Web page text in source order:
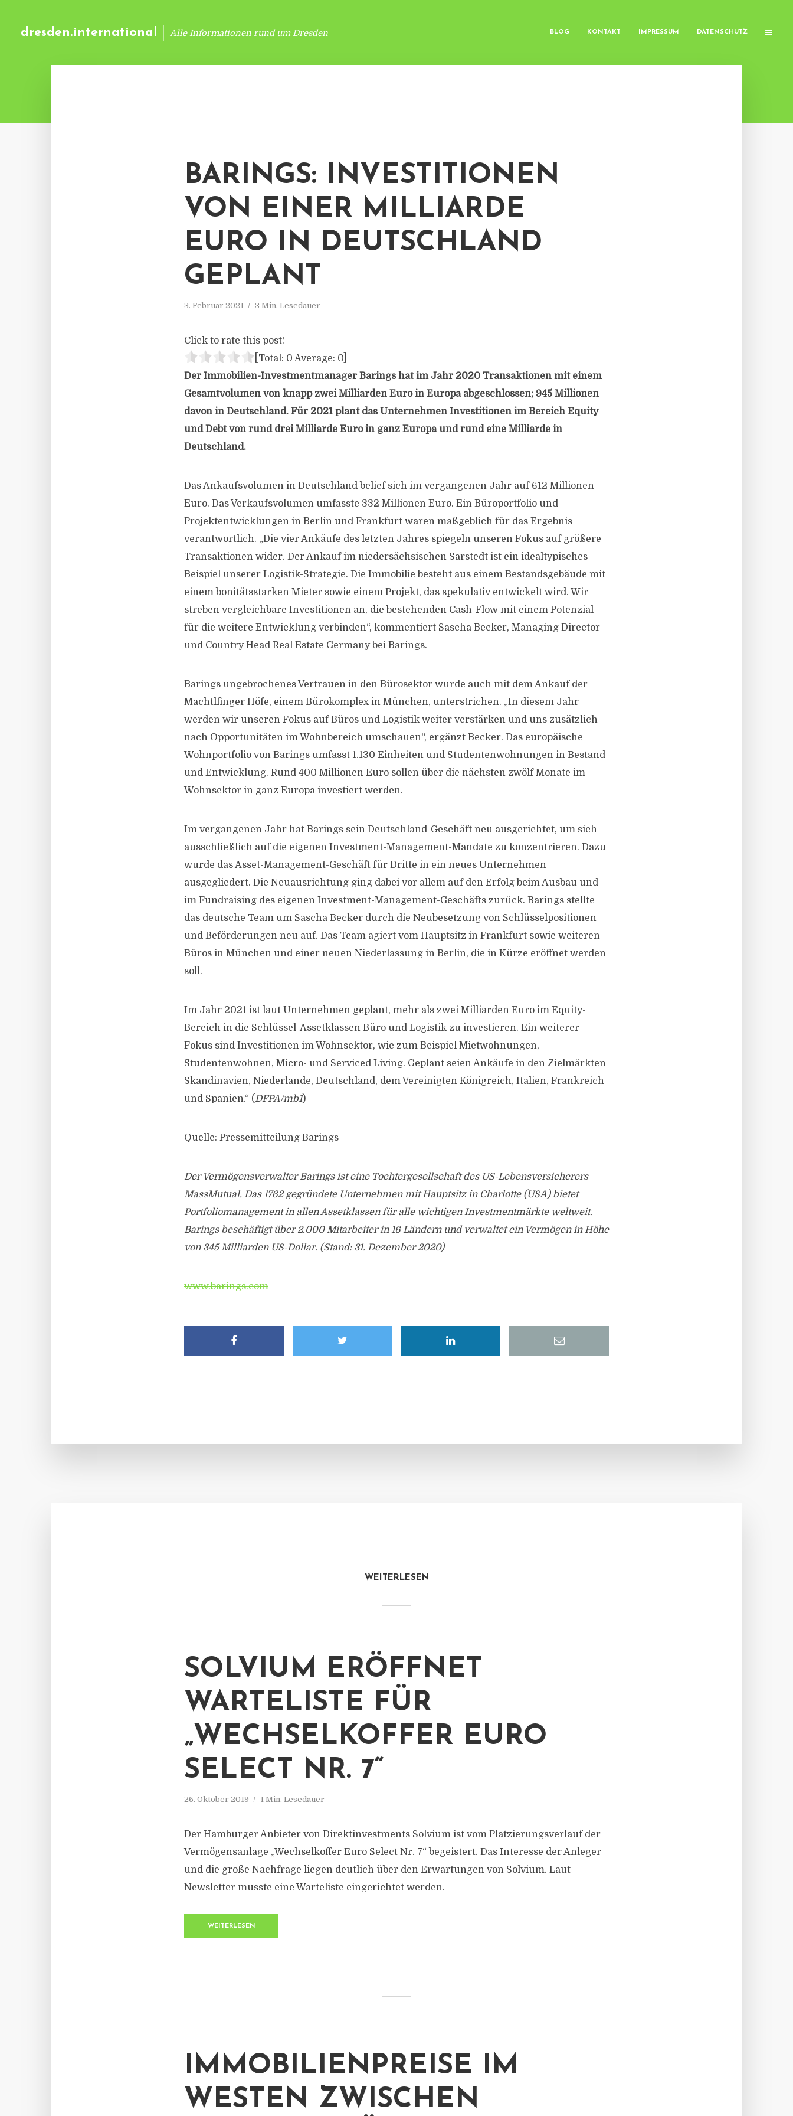
dresden.international Alle Informationen rund um Dresden BLOG KONTAKT IMPRESSUM DATENSCHUTZ
BARINGS: INVESTITIONEN
VON EINER MILLIARDE
EURO IN DEUTSCHLAND
GEPLANT
3. Februar 2021 3 Min. Lesedauer
Click to rate this post!
[Total: 0 Average: 0
Der Immobilien-Investmentmanager Barings hat im Jahr 2020 Transaktionen mit einem
Gesamtvolumen von knapp zwei Milliarden Euro in Europa abgeschlossen; 945 Millionen
davon in Deutschland. Für 2021 plant das Unternehmen Investitionen im Bereich Equity
und Debt von rund drei Milliarde Euro in ganz Europa und rund eine Milliarde in
Deutschland.
Das Ankaufsvolumen in Deutschland belief sich im vergangenen Jahr auf 612 Millionen
Euro. Das Verkaufsvolumen umfasste 332 Millionen Euro. Ein Büroportfolio und
Projektentwicklungen in Berlin und Frankfurt waren maßgeblich für das Ergebnis
verantwortlich. „Die vier Ankäufe des letzten Jahres spiegeln unseren Fokus auf größere
Transaktionen wider. Der Ankauf im niedersächsischen Sarstedt ist ein idealtypisches
Beispiel unserer Logistik-Strategie. Die Immobilie besteht aus einem Bestandsgebäude mit
einem bonitätsstarken Mieter sowie einem Projekt, das spekulativ entwickelt wird. Wir
streben vergleichbare Investitionen an, die bestehenden Cash-Flow mit einem Potenzial
für die weitere Entwicklung verbinden“, kommentiert Sascha Becker, Managing Director
und Country Head Real Estate Germany bei Barings.
Barings ungebrochenes Vertrauen in den Bürosektor wurde auch mit dem Ankauf der
Machtlfinger Höfe, einem Bürokomplex in München, unterstrichen. „In diesem Jahr
werden wir unseren Fokus auf Büros und Logistik weiter verstärken und uns zusätzlich
nach Opportunitäten im Wohnbereich umschauen“, ergänzt Becker. Das europäische
Wohnportfolio von Barings umfasst 1.130 Einheiten und Studentenwohnungen in Bestand
und Entwicklung. Rund 400 Millionen Euro sollen über die nächsten zwölf Monate im
Wohnsektor in ganz Europa investiert werden.
Im vergangenen Jahr hat Barings sein Deutschland-Geschäft neu ausgerichtet, um sich
ausschließlich auf die eigenen Investment-Management-Mandate zu konzentrieren. Dazu
wurde das Asset-Management-Geschäft für Dritte in ein neues Unternehmen
ausgegliedert. Die Neuausrichtung ging dabei vor allem auf den Erfolg beim Ausbau und
im Fundraising des eigenen Investment-Management-Geschäfts zurück. Barings stellte
das deutsche Team um Sascha Becker durch die Neubesetzung von Schlüsselpositionen
und Beförderungen neu auf. Das Team agiert vom Hauptsitz in Frankfurt sowie weiteren
Büros in München und einer neuen Niederlassung in Berlin, die in Kürze eröffnet werden
soll.
Im Jahr 2021 ist laut Unternehmen geplant, mehr als zwei Milliarden Euro im Equity-
Bereich in die Schlüssel-Assetklassen Büro und Logistik zu investieren. Ein weiterer
Fokus sind Investitionen im Wohnsektor, wie zum Beispiel Mietwohnungen,
Studentenwohnen, Micro- und Serviced Living. Geplant seien Ankäufe in den Zielmärkten
Skandinavien, Niederlande, Deutschland, dem Vereinigten Königreich, Italien, Frankreich
und Spanien.“ (DFPA/mb1)
Quelle: Pressemitteilung Barings
Der Vermögensverwalter Barings ist eine Tochtergesellschaft des US-Lebensversicherers
MassMutual. Das 1762 gegründete Unternehmen mit Hauptsitz in Charlotte (USA) bietet
Portfoliomanagement in allen Assetklassen für alle wichtigen Investmentmärkte weltweit.
Barings beschäftigt über 2.000 Mitarbeiter in 16 Ländern und verwaltet ein Vermögen in Höhe
von 345 Milliarden US-Dollar. (Stand: 31. Dezember 2020)
www.barings.com
WEITERLESEN
SOLVIUM ERÖFFNET
WARTELISTE FÜR
„WECHSELKOFFER EURO
SELECT NR. 7“
26. Oktober 2019 1 Min. Lesedauer
Der Hamburger Anbieter von Direktinvestments Solvium ist vom Platzierungsverlauf der
Vermögensanlage „Wechselkoffer Euro Select Nr. 7“ begeistert. Das Interesse der Anleger
und die große Nachfrage liegen deutlich über den Erwartungen von Solvium. Laut
Newsletter musste eine Warteliste eingerichtet werden.
WEITERLESEN
IMMOBILIENPREISE IM
WESTEN ZWISCHEN